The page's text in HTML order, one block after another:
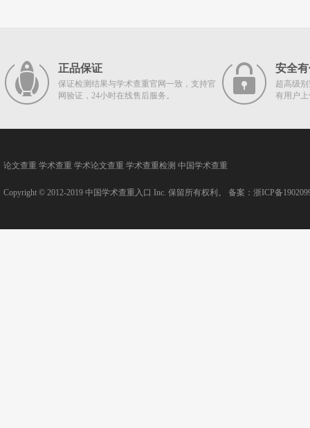
正品保证
保证检测结果与学术查重官网一致，支持官
网验证，24小时在线售后服务。
安全
超高级
有用户
论文查重 学术查重 学术论文查重 学术查重检测 中国学术查重
Copyright © 2012-2019 中国学术查重入口 Inc. 保留所有权利。 备案： 浙ICP备